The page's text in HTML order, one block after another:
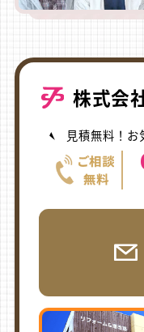
株式会
見積無料！お